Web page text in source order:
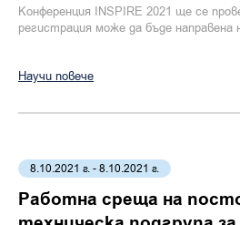
Конференция INSPIRE 2021 ще се
регистрация може да бъде направена
Научи повече
8.10.2021 г. - 8.10.2021 г.
Работна среща на